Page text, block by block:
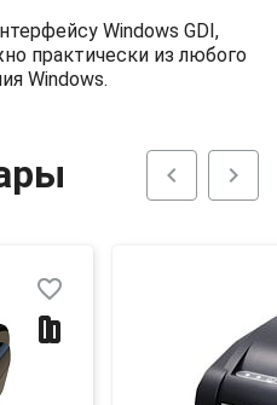
Windows GDI,
практически из любого
Windows.
chevron_left chevron_right
favorite_border